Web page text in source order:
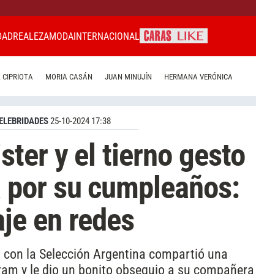
REALEZAMODAINTERNACIONAL
CIPRIOTA MORIA CASÁN JUAN MINUJÍN HERMANA VERÓNICA
25-10-2024 17:38
y el tierno gesto
su cumpleaños:
en redes
la Selección Argentina compartió una
y le dio un bonito obsequio a su